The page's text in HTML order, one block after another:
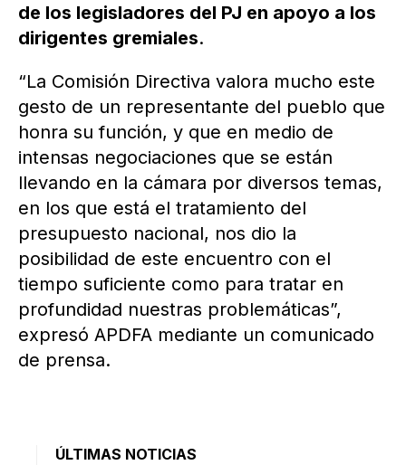
de los legisladores del PJ en apoyo a los
dirigentes gremiales.
“La Comisión Directiva valora mucho este
gesto de un representante del pueblo que
honra su función, y que en medio de
intensas negociaciones que se están
llevando en la cámara por diversos temas,
en los que está el tratamiento del
presupuesto nacional, nos dio la
posibilidad de este encuentro con el
tiempo suficiente como para tratar en
profundidad nuestras problemáticas”,
expresó APDFA mediante un comunicado
de prensa.
ÚLTIMAS NOTICIAS